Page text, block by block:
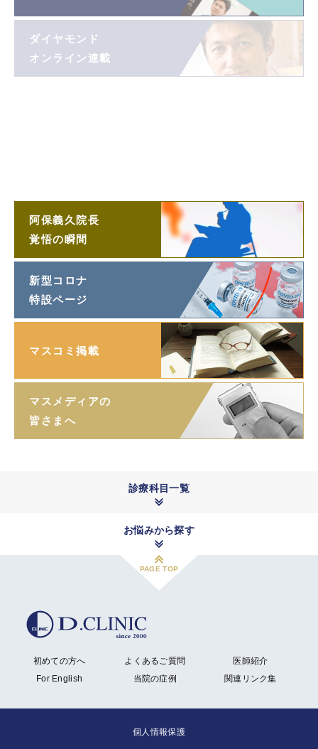
ダイヤモンド
オンライン連載
阿保義久院長
覚悟の瞬間
新型コロナ
特設ページ
マスコミ掲載
マスメディアの
皆さまへ
診療科目一覧
お悩みから探す
PAGE TOP
初めての方へ よくあるご質問
医師紹介
For English
当院の症例 関連リンク集
個人情報保護